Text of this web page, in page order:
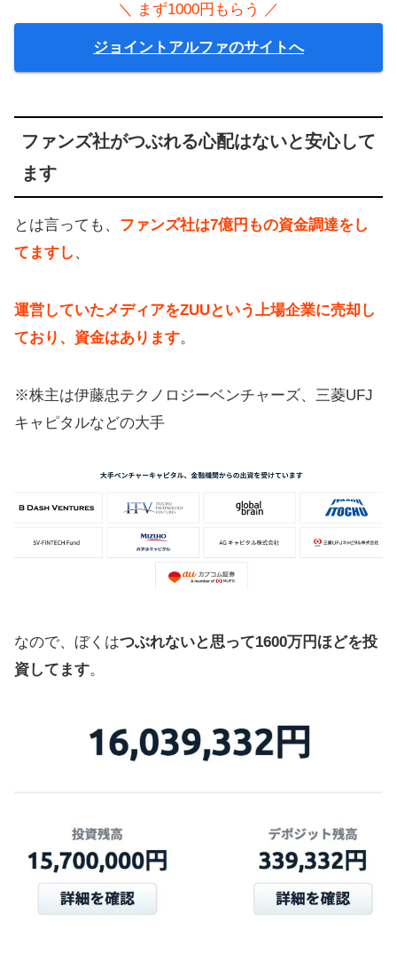
＼ まず1000円もらう ／
ジョイントアルファのサイトへ
ファンズ社がつぶれる心配はないと安心して
ます
とは言っても、 ファンズ社は7億円もの資金調達をし
てますし 、
運営していたメディアをZUUという上場企業に売却し
ており、資金はあります。
※株主は伊藤忠テクノロジーベンチャーズ、三菱UFJ
キャピタルなどの大手
なので、ぼくはつぶれないと思って1600万円ほどを投
資してます。